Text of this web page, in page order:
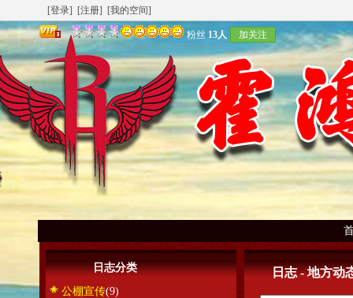
[登录] [注册] [我的空间]
粉丝 13人 加关注
日志分类
公棚宣传(9)
日志 - 地方动